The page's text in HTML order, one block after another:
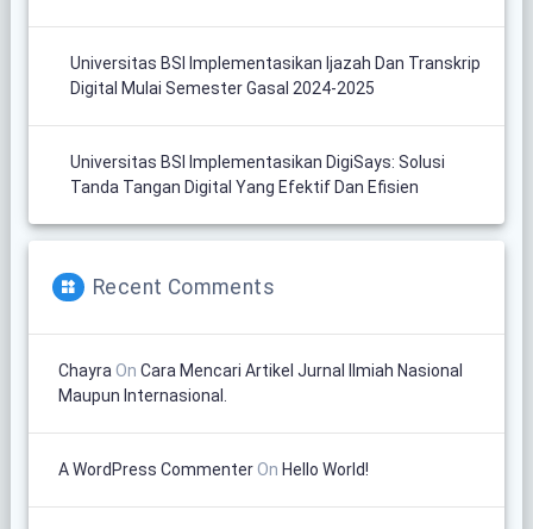
Universitas BSI Implementasikan Ijazah Dan Transkrip
Digital Mulai Semester Gasal 2024-2025
Universitas BSI Implementasikan DigiSays: Solusi
Tanda Tangan Digital Yang Efektif Dan Efisien
Recent Comments
Chayra On Cara Mencari Artikel Jurnal Ilmiah Nasional
Maupun Internasional.
A WordPress CommenterOn Hello World!